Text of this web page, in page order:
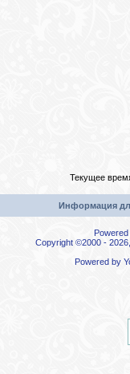
Текущее
Информация
Copyright ©2000 -
Powered by